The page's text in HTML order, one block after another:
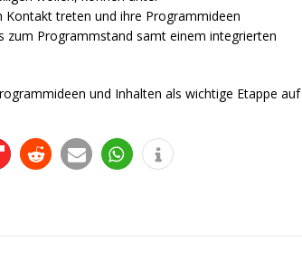
treten und ihre Programmideen
zum Programmstand samt einem integrierten
und Inhalten als wichtige Etappe auf